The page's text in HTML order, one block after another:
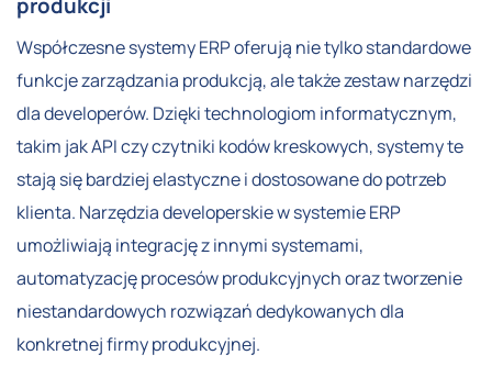
Współczesne systemy ERP oferują nie tylko standardowe
funkcje zarządzania produkcją, ale także zestaw narzędzi
dla developerów. Dzięki technologiom informatycznym,
takim jak API czy czytniki kodów kreskowych, systemy te
stają się bardziej elastyczne i dostosowane do potrzeb
klienta. Narzędzia developerskie w systemie ERP
umożliwiają integrację z innymi systemami,
automatyzację procesów produkcyjnych oraz tworzenie
niestandardowych rozwiązań dedykowanych dla
konkretnej firmy produkcyjnej.